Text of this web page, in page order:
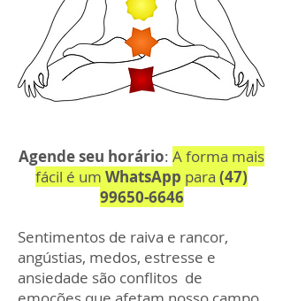
Agende seu horário: A forma mais
fácil é um WhatsApp para (47)
99650-6646
Sentimentos de raiva e rancor,
angústias, medos, estresse e
ansiedade são conflitos de